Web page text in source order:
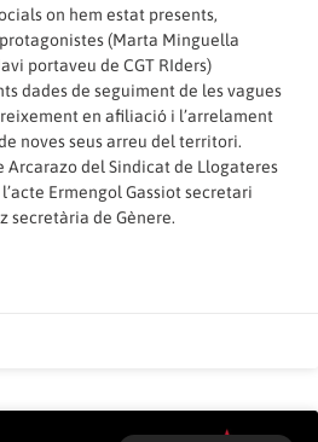
on hem estat presents,
(Marta Minguella
portaveu de CGT RIders)
dades de seguiment de les vagues
en afiliació i l’arrelament
noves seus arreu del territori.
Arcarazo del Sindicat de Llogateres
Ermengol Gassiot secretari
secretària de Gènere.